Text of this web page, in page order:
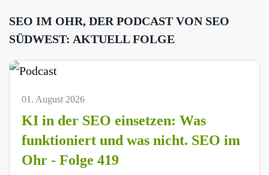
SEO IM OHR, DER PODCAST VON SEO
SÜDWEST: AKTUELL FOLGE
01. August 2026
KI in der SEO einsetzen: Was
funktioniert und was nicht. SEO im
Ohr - Folge 419